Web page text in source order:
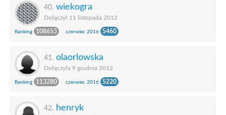
40. wiekogra
Dołączył 11 listopada 2012
Ranking 108653 czerwiec 2016 5460
41. olaorlowska
Dołączyła 9 grudnia 2012
Ranking 113280 czerwiec 2016 5220
42. henryk